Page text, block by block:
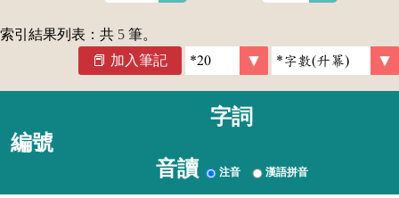
索引結果列表：共 5 筆。
加入筆記
編號
字詞
音讀 注音 漢語拼音